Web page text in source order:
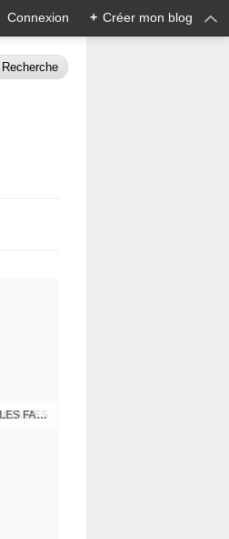
Connexion + Créer mon blog
CRISE MIGRATOIRE À CEUTA : UN JEUNE FRANÇAIS SUR PLACE RÉTABLIT LES FAITS ! - RAPHAËL AYMA